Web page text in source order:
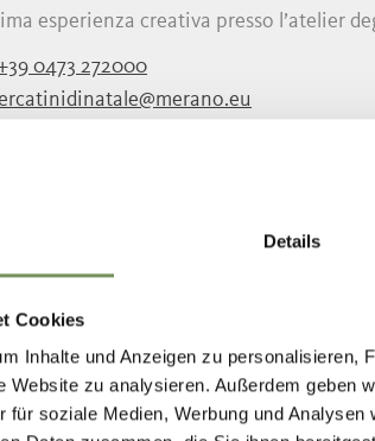
Details
Cookies
Inhalte und Anzeigen zu personalisieren,
Website zu analysieren. Außerdem geben
für soziale Medien, Werbung und
esperienza creativa presso l’atelier
0473 272000
FI ACCESSO LIBERO |
gratuita a Lana e dintorni (punti di
della connessione WI-FI
0473 567 756